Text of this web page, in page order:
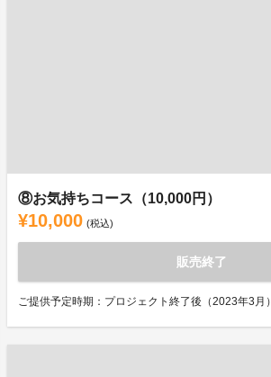
⑧お気持ちコース（10,000円）
¥10,000 (税込)
販売終了
ご提供予定時期：プロジェクト終了後（2023年3月